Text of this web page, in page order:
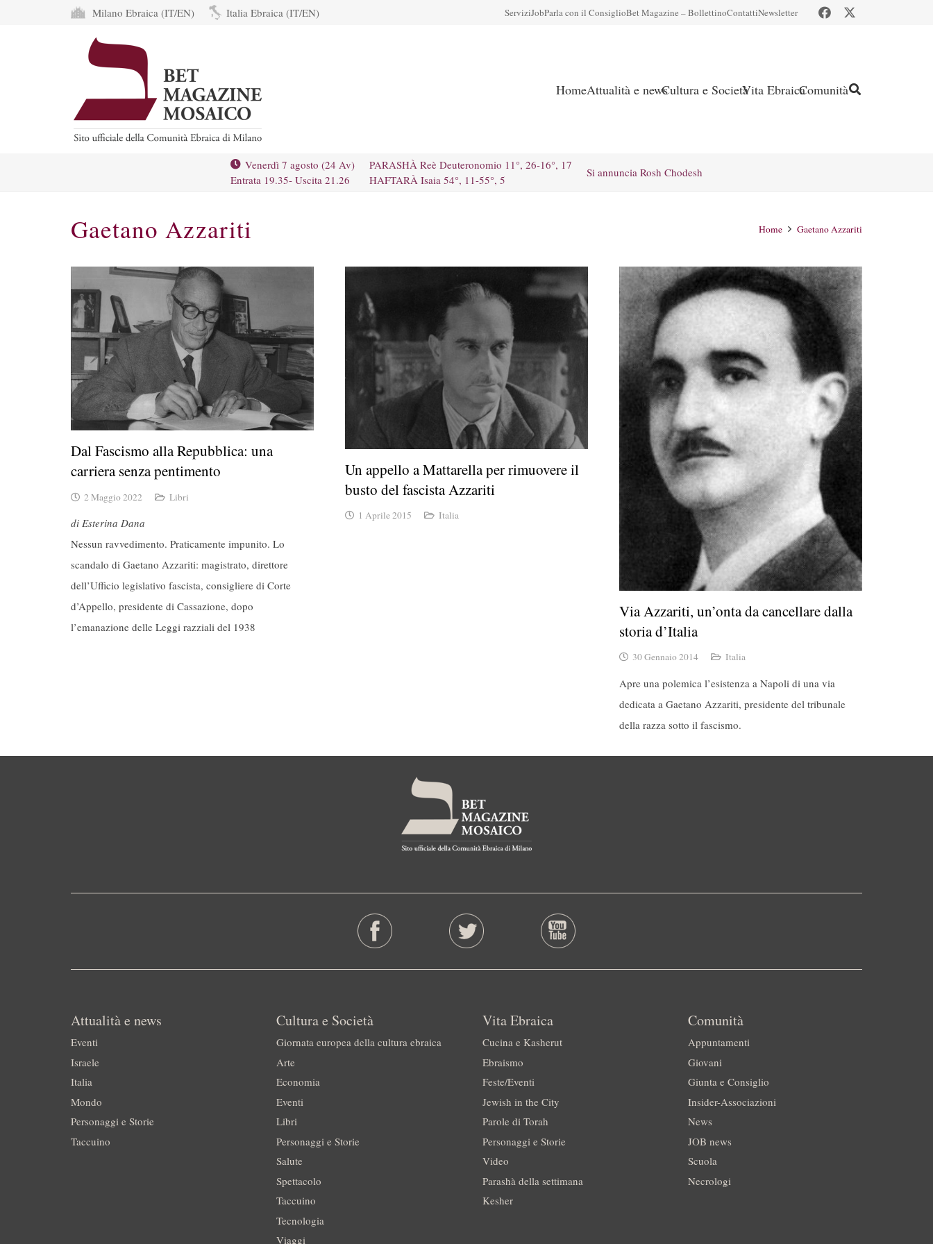
Milano Ebraica (IT/EN) Italia Ebraica (IT/EN) ServiziJobParla con il ConsiglioBet Magazine – BollettinoContattiNewsletter
HomeAttualità e newsCultura e SocietàVita EbraicaComunità
Venerdì 7 agosto (24 Av)
Entrata 19.35- Uscita 21.26
PARASHÀ Reè Deuteronomio 11°, 26-16°, 17
HAFTARÀ Isaia 54°, 11-55°, 5
Si annuncia Rosh Chodesh
Gaetano Azzariti Home Gaetano Azzariti
Dal Fascismo alla Repubblica: una
carriera senza pentimento
2 Maggio 2022 Libri
di Esterina Dana
Nessun ravvedimento. Praticamente impunito. Lo
scandalo di Gaetano Azzariti: magistrato, direttore
dell’Ufficio legislativo fascista, consigliere di Corte
d’Appello, presidente di Cassazione, dopo
l’emanazione delle Leggi razziali del 1938
Un appello a Mattarella per rimuovere il
busto del fascista Azzariti
1 Aprile 2015 Italia
Via Azzariti, un’onta da cancellare dalla
storia d’Italia
30 Gennaio 2014 Italia
Apre una polemica l’esistenza a Napoli di una via
dedicata a Gaetano Azzariti, presidente del tribunale
della razza sotto il fascismo.
Attualità e news
Eventi
Israele
Italia
Mondo
Personaggi e Storie
Taccuino
Cultura e Società
Giornata europea della cultura ebraica
Arte
Economia
Eventi
Libri
Personaggi e Storie
Salute
Spettacolo
Taccuino
Tecnologia
Viaggi
Vita Ebraica
Cucina e Kasherut
Ebraismo
Feste/Eventi
Jewish in the City
Parole di Torah
Personaggi e Storie
Video
Parashà della settimana
Kesher
Comunità
Appuntamenti
Giovani
Giunta e Consiglio
Insider-Associazioni
News
JOB news
Scuola
Necrologi